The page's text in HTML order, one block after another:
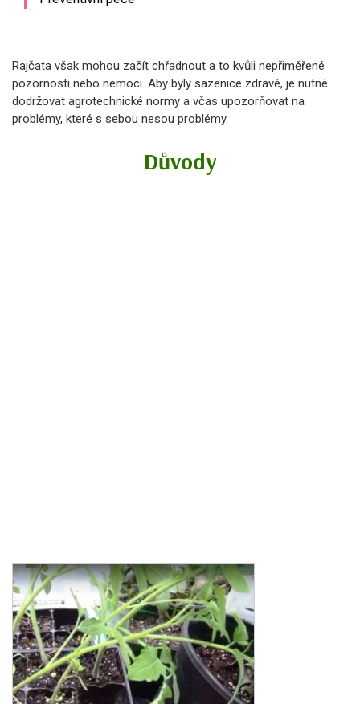
Rajčata však mohou začít chřadnout a to kvůli nepřiměřené
pozornosti nebo nemoci. Aby byly sazenice zdravé, je nutné
dodržovat agrotechnické normy a včas upozorňovat na
problémy, které s sebou nesou problémy.
Důvody